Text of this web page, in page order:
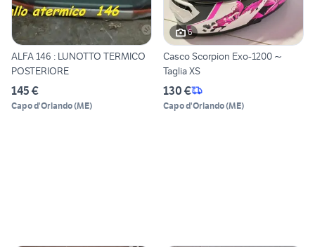
ALFA 146 : LUNOTTO TERMICO
POSTERIORE
145 €
Capo d'Orlando(ME)
6
Casco Scorpion Exo-1200 ~
Taglia XS
130 €
Capo d'Orlando(ME)